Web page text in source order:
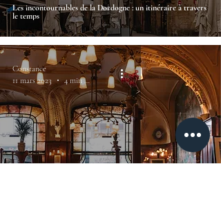
Les incontournables de la Dordogne : un itinéraire à travers
le temps
Constance
11 mars 2023
4 min de lecture